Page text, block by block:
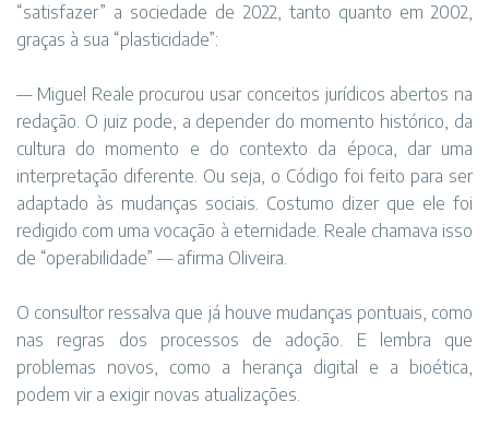
“satisfazer” a sociedade de 2022, tanto quanto em 2002,
graças à sua “plasticidade”:
— Miguel Reale procurou usar conceitos jurídicos abertos na
redação. O juiz pode, a depender do momento histórico, da
cultura do momento e do contexto da época, dar uma
interpretação diferente. Ou seja, o Código foi feito para ser
adaptado às mudanças sociais. Costumo dizer que ele foi
redigido com uma vocação à eternidade. Reale chamava isso
de “operabilidade” — afirma Oliveira.
O consultor ressalva que já houve mudanças pontuais, como
nas regras dos processos de adoção. E lembra que
problemas novos, como a herança digital e a bioética,
podem vir a exigir novas atualizações.